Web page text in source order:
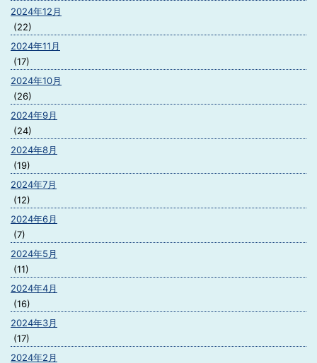
2024年12月
(22)
2024年11月
(17)
2024年10月
(26)
2024年9月
(24)
2024年8月
(19)
2024年7月
(12)
2024年6月
(7)
2024年5月
(11)
2024年4月
(16)
2024年3月
(17)
2024年2月